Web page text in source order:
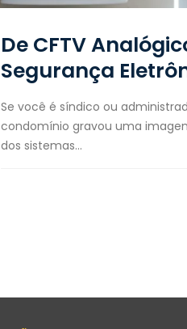
De CFTV
Segurança
Se você é síndico ou
condomínio gravou uma
dos sistemas...